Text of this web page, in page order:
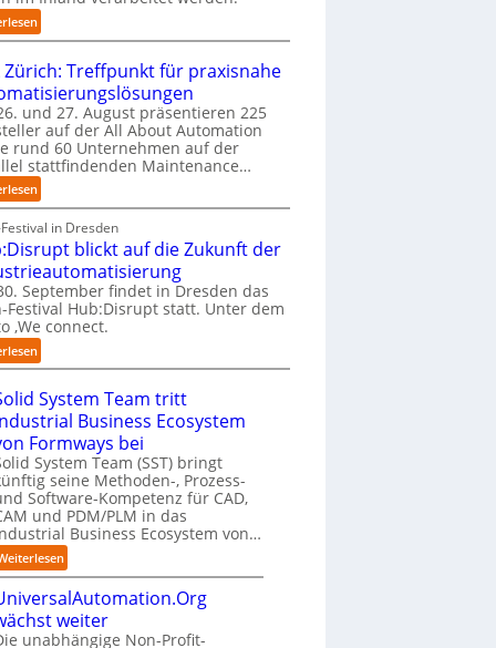
n
t
i
r
u
n
g
a
n
“
p
e
t
o
n
m
i
t
n
t
v
e
r
E
d
g
-
I
n
t
e
l
l
i
g
e
n
e
r
f
t
S
t
e
f
a
n
c
h
w
a
b
z
u
m
o
-
C
E
O
:
U
t
e
r
n
e
h
m
e
n
w
o
l
e
n
R
c
h
e
n
z
e
n
t
r
e
i
n
D
Zürich: Treffpunkt für praxisnahe
und 27. August präsentieren 225
auf der All About Automation
rund 60 Unternehmen auf der
stattfindenden Maintenance…
:
A
A
A
ü
r
i
c
h
T
r
e
f
f
p
u
n
k
t
f
ü
r
p
in Dresden
blickt auf die Zukunft der
September findet in Dresden das
Festival Hub:Disrupt statt. Unter dem
‚We connect.
:
H
b
:
D
i
s
r
u
p
t
b
l
c
System Team tritt
Business Ecosystem
Formways bei
System Team (SST) bringt
seine Methoden-, Prozess-
Software-Kompetenz für CAD,
und PDM/PLM in das
Business Ecosystem von…
:
S
o
i
weiter
unabhängige Non-Profit-